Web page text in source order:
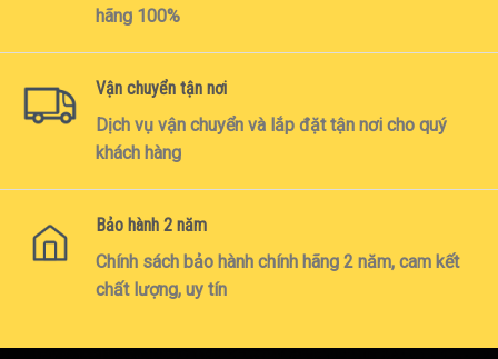
hãng 100%
Vận chuyển tận nơi
Dịch vụ vận chuyển và lắp đặt tận nơi cho quý
khách hàng
Bảo hành 2 năm
Chính sách bảo hành chính hãng 2 năm, cam kết
chất lượng, uy tín